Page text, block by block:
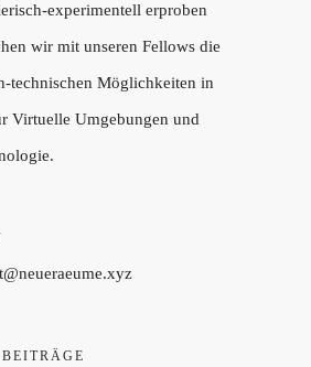
experimentell erproben
wir mit unseren Fellows die
technischen Möglichkeiten in
Virtuelle Umgebungen und